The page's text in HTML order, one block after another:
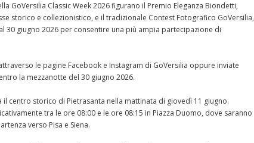
GoVersilia Classic Week 2026 figurano il Premio Eleganza Biondetti,
storico e collezionistico, e il tradizionale Contest Fotografico GoVersilia,
30 giugno 2026 per consentire una più ampia partecipazione di
le pagine Facebook e Instagram di GoVersilia oppure inviate
la mezzanotte del 30 giugno 2026.
il centro storico di Pietrasanta nella mattinata di giovedì 11 giugno.
tra le ore 08:00 e le ore 08:15 in Piazza Duomo, dove saranno
verso Pisa e Siena.